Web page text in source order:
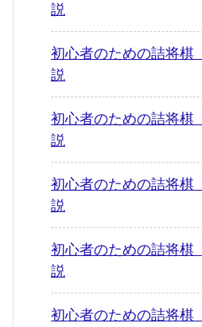
説
初心者のための詰将
説
初心者のための詰将
説
初心者のための詰将
説
初心者のための詰将
説
初心者のための詰将